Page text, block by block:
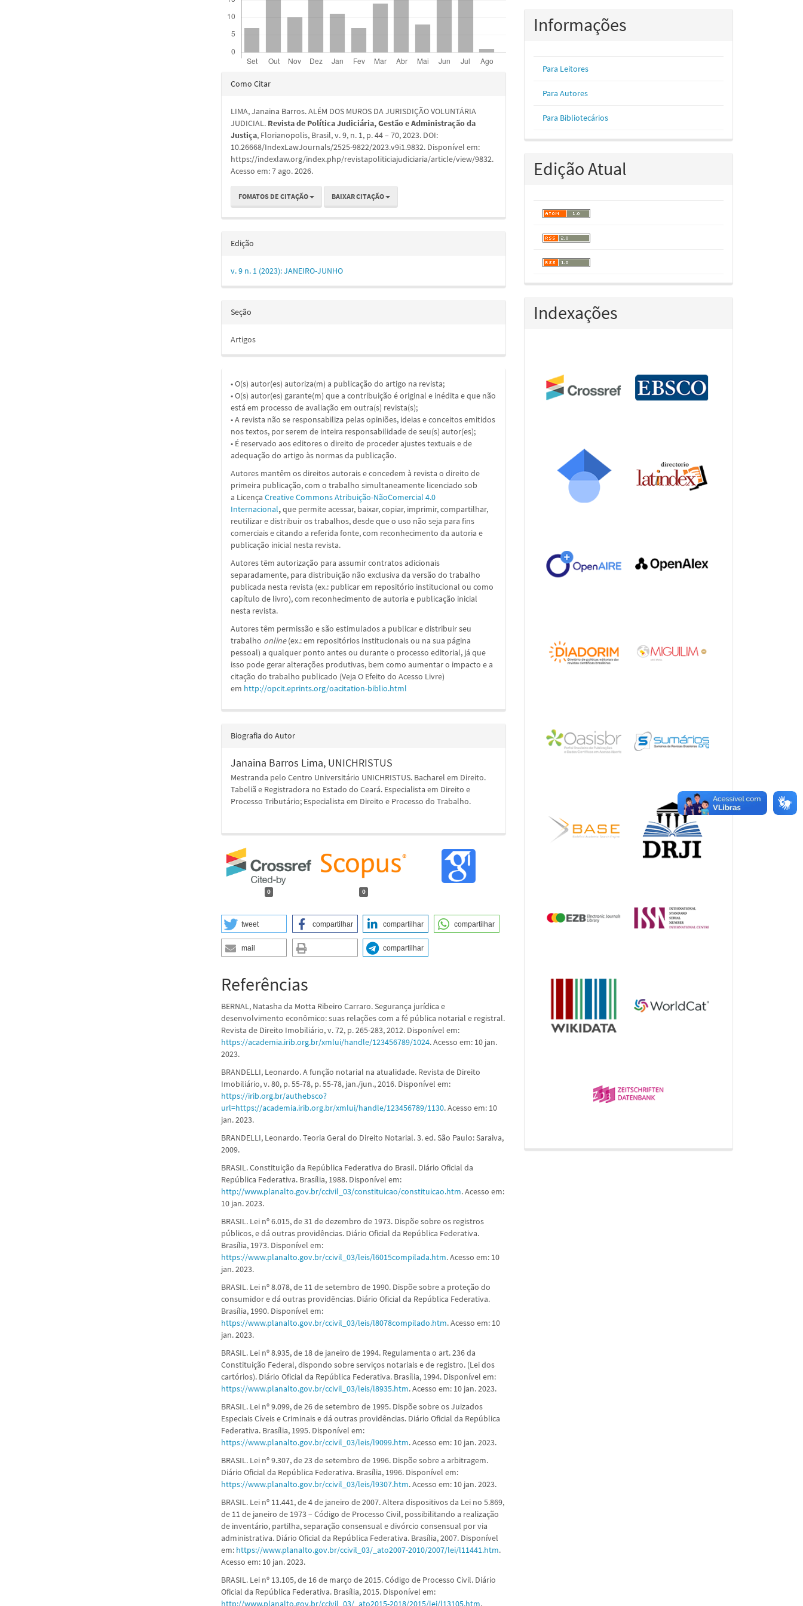
Detalhes
artigo
Como Citar
LIMA, Janaina Barros. ALÉM DOS MUROS DA JURISDIÇÃO VOLUNTÁRIA
JUDICIAL. Revista de Política Judiciária, Gestão e Administração da
Justiça, Florianopolis, Brasil, v. 9, n. 1, p. 44 – 70, 2023. DOI:
10.26668/IndexLawJournals/2525-9822/2023.v9i1.9832. Disponível em:
https://indexlaw.org/index.php/revistapoliticiajudiciaria/article/view/9832.
Acesso em: 7 ago. 2026.
FOMATOS DE CITAÇÃO BAIXAR CITAÇÃO
Edição
v. 9 n. 1 (2023): JANEIRO-JUNHO
Seção
Artigos
• O(s) autor(es) autoriza(m) a publicação do artigo na revista;
• O(s) autor(es) garante(m) que a contribuição é original e inédita e que não
está em processo de avaliação em outra(s) revista(s);
• A revista não se responsabiliza pelas opiniões, ideias e conceitos emitidos
nos textos, por serem de inteira responsabilidade de seu(s) autor(es);
• É reservado aos editores o direito de proceder ajustes textuais e de
adequação do artigo às normas da publicação.
Autores mantêm os direitos autorais e concedem à revista o direito de
primeira publicação, com o trabalho simultaneamente licenciado sob
a LicençaCreative Commons Atribuição-NãoComercial 4.0
Internacional,que permite acessar, baixar, copiar, imprimir, compartilhar,
reutilizar e distribuir os trabalhos, desde que o uso não seja para fins
comerciais e citando a referida fonte, com reconhecimento da autoria e
publicação inicial nesta revista.
Autores têm autorização para assumir contratos adicionais
separadamente, para distribuição não exclusiva da versão do trabalho
publicada nesta revista (ex.: publicar em repositório institucional ou como
capítulo de livro), com reconhecimento de autoria e publicação inicial
nesta revista.
Autores têm permissão e são estimulados a publicar e distribuir seu
trabalho online(ex.: em repositórios institucionais ou na sua página
pessoal) a qualquer ponto antes ou durante o processo editorial, já que
isso pode gerar alterações produtivas, bem como aumentar o impacto e a
citação do trabalho publicado (Veja O Efeito do Acesso Livre)
em http://opcit.eprints.org/oacitation-biblio.html
Biografia do Autor
Janaina Barros Lima, UNICHRISTUS
Mestranda pelo Centro Universitário UNICHRISTUS. Bacharel em Direito.
Tabeliã e Registradora no Estado do Ceará. Especialista em Direito e
Processo Tributário; Especialista em Direito e Processo do Trabalho.
0 0
tweet compartilhar compartilhar compartilhar
mail compartilhar
Referências
BERNAL, Natasha da Motta Ribeiro Carraro. Segurança jurídica e
desenvolvimento econômico: suas relações com a fé pública notarial e registral.
Revista de Direito Imobiliário, v. 72, p. 265-283, 2012. Disponível em:
https://academia.irib.org.br/xmlui/handle/123456789/1024. Acesso em: 10 jan.
2023.
BRANDELLI, Leonardo. A função notarial na atualidade. Revista de Direito
Imobiliário, v. 80, p. 55-78, p. 55-78, jan./jun., 2016. Disponível em:
https://irib.org.br/authebsco?
url=https://academia.irib.org.br/xmlui/handle/123456789/1130. Acesso em: 10
jan. 2023.
BRANDELLI, Leonardo. Teoria Geral do Direito Notarial. 3. ed. São Paulo: Saraiva,
2009.
BRASIL. Constituição da República Federativa do Brasil. Diário Oficial da
República Federativa. Brasília, 1988. Disponível em:
http://www.planalto.gov.br/ccivil_03/constituicao/constituicao.htm. Acesso em:
10 jan. 2023.
BRASIL. Lei nº 6.015, de 31 de dezembro de 1973. Dispõe sobre os registros
públicos, e dá outras providências. Diário Oficial da República Federativa.
Brasília, 1973. Disponível em:
https://www.planalto.gov.br/ccivil_03/leis/l6015compilada.htm. Acesso em: 10
jan. 2023.
BRASIL. Lei nº 8.078, de 11 de setembro de 1990. Dispõe sobre a proteção do
consumidor e dá outras providências. Diário Oficial da República Federativa.
Brasília, 1990. Disponível em:
https://www.planalto.gov.br/ccivil_03/leis/l8078compilado.htm. Acesso em: 10
jan. 2023.
BRASIL. Lei nº 8.935, de 18 de janeiro de 1994. Regulamenta o art. 236 da
Constituição Federal, dispondo sobre serviços notariais e de registro. (Lei dos
cartórios). Diário Oficial da República Federativa. Brasília, 1994. Disponível em:
https://www.planalto.gov.br/ccivil_03/leis/l8935.htm. Acesso em: 10 jan. 2023.
BRASIL. Lei nº 9.099, de 26 de setembro de 1995. Dispõe sobre os Juizados
Especiais Cíveis e Criminais e dá outras providências. Diário Oficial da República
Federativa. Brasília, 1995. Disponível em:
https://www.planalto.gov.br/ccivil_03/leis/l9099.htm. Acesso em: 10 jan. 2023.
BRASIL. Lei nº 9.307, de 23 de setembro de 1996. Dispõe sobre a arbitragem.
Diário Oficial da República Federativa. Brasília, 1996. Disponível em:
https://www.planalto.gov.br/ccivil_03/leis/l9307.htm. Acesso em: 10 jan. 2023.
BRASIL. Lei nº 11.441, de 4 de janeiro de 2007. Altera dispositivos da Lei no 5.869,
de 11 de janeiro de 1973 – Código de Processo Civil, possibilitando a realização
de inventário, partilha, separação consensual e divórcio consensual por via
administrativa. Diário Oficial da República Federativa. Brasília, 2007. Disponível
em: https://www.planalto.gov.br/ccivil_03/_ato2007-2010/2007/lei/l11441.htm.
Acesso em: 10 jan. 2023.
BRASIL. Lei nº 13.105, de 16 de março de 2015. Código de Processo Civil. Diário
Oficial da República Federativa. Brasília, 2015. Disponível em:
http://www.planalto.gov.br/ccivil_03/_ato2015-2018/2015/lei/l13105.htm.
Informações
Para Leitores
Para Autores
Para Bibliotecários
Edição Atual
Indexações